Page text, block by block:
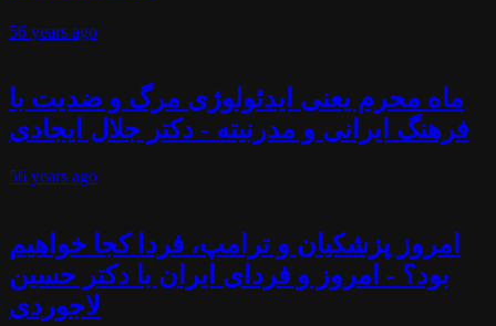
56 years ago
ماه محرم یعنی ایدئولوژی مرگ و ضدیت با
فرهنگ ایرانی و مدرنیته - دکتر جلال ایجادی
56 years ago
امروز پزشکیان و ترامپ، فردا کجا خواهیم
بود؟ - امروز و فردای ایران با دکتر حسین
لاجوردی